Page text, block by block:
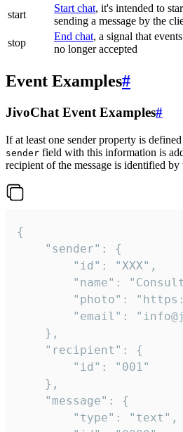
start
Start chat, it's intended to
sending a message by the
stop
End chat, a signal that
no longer accepted
Event Examples#
JivoChat Event Examples#
If at least one sender property is
sender field with this information is
recipient of the message is identified by
{